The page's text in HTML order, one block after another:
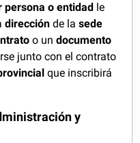
persona o entidad le
dirección de lasede
o undocumento
junto con el contrato
que inscribirá
y